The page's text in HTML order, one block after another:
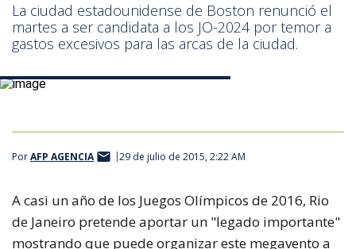
La ciudad estadounidense de Boston renunció el
martes a ser candidata a los JO-2024 por temor a
gastos excesivos para las arcas de la ciudad.
PorAFP AGENCIA 29 de julio de 2015, 2:22 AM
A casi un año de los Juegos Olímpicos de 2016, Rio
de Janeiro pretende aportar un "legado importante"
mostrando que puede organizar este megavento a